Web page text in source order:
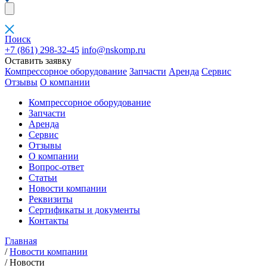
Поиск
+7 (861) 298-32-45 info@nskomp.ru
Оставить заявку
Компрессорное оборудование Запчасти Аренда Сервис
Отзывы О компании
Компрессорное оборудование
Запчасти
Аренда
Сервис
Отзывы
О компании
Вопрос-ответ
Статьи
Новости компании
Реквизиты
Сертификаты и документы
Контакты
Главная
/Новости компании
/Новости